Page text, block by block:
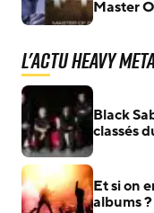
Master
L'actu Heavy
Black
classés
Et si on
albums